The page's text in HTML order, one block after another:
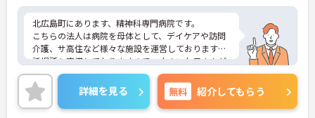
北広島町にあります、精神科専門病院です。
こちらの法人は病院を母体として、デイケアや訪問
介護、サ高住など様々な施設を運営しております。
託児所も完備しておりますので、小さいお子さんが
いらっしゃる方も働きやすい環境が整っておりま
す。ご興味ある方には、面接対策ポイントなど、さ
らに詳細をお話しいたしますのでお気軽にご相談く
ださい！
詳細を見る 無料 紹介してもらう